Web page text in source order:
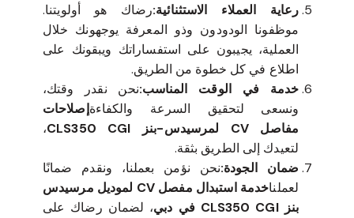
رعاية العملاء الاستثنائية:رضاك هو أولويتنا.
موظفونا الودودون وذو المعرفة يوجهونك خلال
العملية، يجيبون على استفساراتك ويبقونك على
اطلاع في كل خطوة من الطريق.
خدمة في الوقت المناسب:نحن نقدر وقتك،
ونسعى لتحقيق السرعة والكفاءةإصلاحات
مفاصل CV لمرسيدس-بنز CLS350 CGI
،
لتعيدك إلى الطريق بثقة.
ضمان الجودة:نحن نؤمن بعملنا، ونقدم ضمانًا
لعملنا
خدمة استبدال مفصل CV لموديل مرسيدس
بنز CLS350 CGI في دبي
، لضمان رضاك على